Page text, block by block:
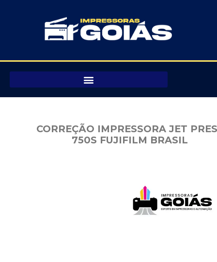
conteúdo
CORREÇÃO IMPRESSORA JET
750S FUJIFILM BRASIL